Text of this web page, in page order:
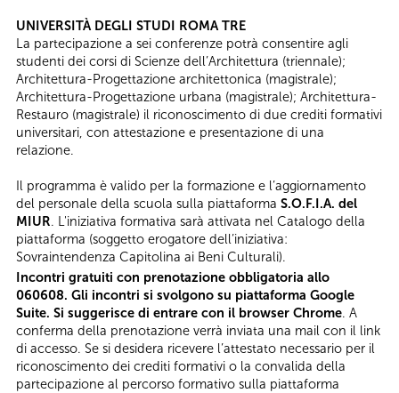
UNIVERSITÀ DEGLI STUDI ROMA TRE
La partecipazione a sei conferenze potrà consentire agli
studenti dei corsi di Scienze dell’Architettura (triennale);
Architettura-Progettazione architettonica (magistrale);
Architettura-Progettazione urbana (magistrale); Architettura-
Restauro (magistrale) il riconoscimento di due crediti formativi
universitari, con attestazione e presentazione di una
relazione.
Il programma è valido per la formazione e l’aggiornamento
del personale della scuola sulla piattaforma S.O.F.I.A. del
MIUR. L'iniziativa formativa sarà attivata nel Catalogo della
piattaforma (soggetto erogatore dell’iniziativa:
Sovraintendenza Capitolina ai Beni Culturali).
Incontri gratuiti con prenotazione obbligatoria allo
060608. Gli incontri si svolgono su piattaforma Google
Suite. Si suggerisce di entrare con il browser Chrome. A
conferma della prenotazione verrà inviata una mail con il link
di accesso. Se si desidera ricevere l’attestato necessario per il
riconoscimento dei crediti formativi o la convalida della
partecipazione al percorso formativo sulla piattaforma